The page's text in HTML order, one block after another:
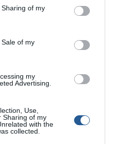
of my
of my
my
Advertising.
Use,
Sharing of my
with the
collected.
και µε µεγάλη
και οι ορισµοί υπολίµνιο,
και κλειστούς κόλπους, η
Στην ανοιχτή όµως
επιπλέον αστάθµητοι
τον γενικό µηχανισµό του και
για τον προσωρινό του